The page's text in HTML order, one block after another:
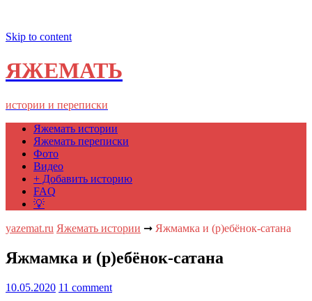
Skip to content
ЯЖЕМАТЬ
истории и переписки
Яжемать истории
Яжемать переписки
Фото
Видео
+ Добавить историю
FAQ
💡
yazemat.ru Яжемать истории ➞ Яжмамка и (р)ебёнок-сатана
Яжмамка и (р)ебёнок-сатана
10.05.2020 11 comment